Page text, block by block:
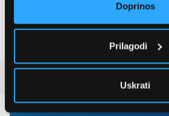
Doprinos
Prilagodi
Uskrati
(06008A7800)
535,79 EUR